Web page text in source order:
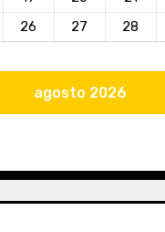
agosto 2026
26 27 28